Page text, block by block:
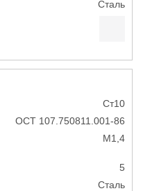
Сталь
Ст10
ОСТ 107.750811.001-86
М1,4
5
Сталь